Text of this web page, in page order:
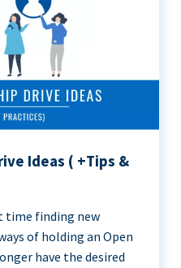
Ideas ( +Tips &
time finding new
of holding an Open
have the desired